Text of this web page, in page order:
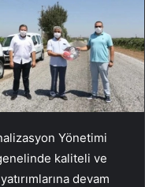
Yönetimi
kaliteli ve
devam